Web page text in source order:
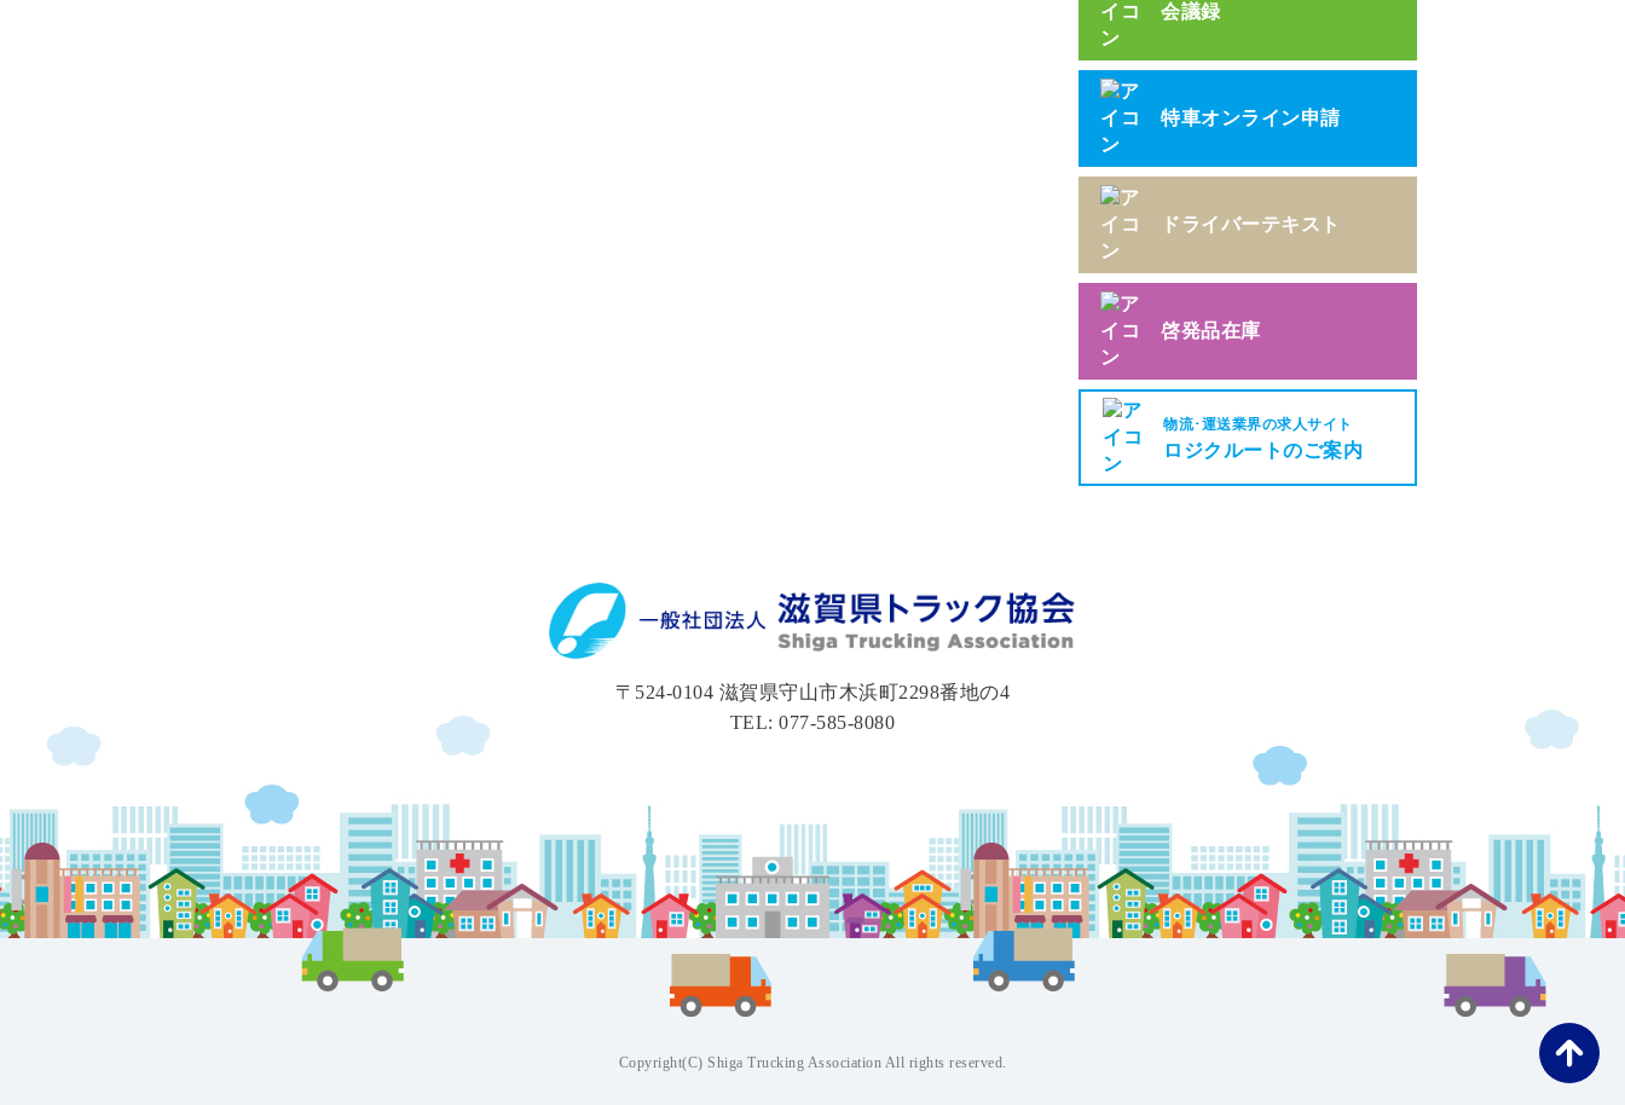
会議録
特車オンライン申請
ドライバーテキスト
啓発品在庫
物流･運送業界の求人サイト
ロジクルートのご案内
〒524-0104 滋賀県守山市木浜町2298番地の4
TEL: 077-585-8080
Copyright(C) Shiga Trucking Association All rights reserved.